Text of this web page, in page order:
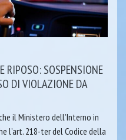
RIPOSO: SOSPENSIONE
DI VIOLAZIONE DA
il Ministero dell’Interno in
l’art. 218-ter del Codice della